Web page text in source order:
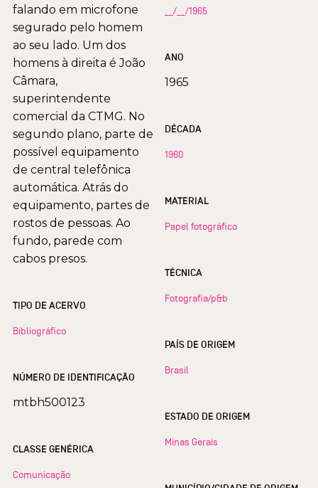
falando em microfone
segurado pelo homem
ao seu lado. Um dos
homens à direita é João
Câmara,
superintendente
comercial da CTMG. No
segundo plano, parte de
possível equipamento
de central telefônica
automática. Atrás do
equipamento, partes de
rostos de pessoas. Ao
fundo, parede com
cabos presos.
TIPO DE ACERVO
Bibliográfico
NÚMERO DE IDENTIFICAÇÃO
mtbh500123
CLASSE GENÉRICA
Comunicação
__/__/1965
ANO
1965
DÉCADA
1960
MATERIAL
Papel fotográfico
TÉCNICA
Fotografia/p&b
PAÍS DE ORIGEM
Brasil
ESTADO DE ORIGEM
Minas Gerais